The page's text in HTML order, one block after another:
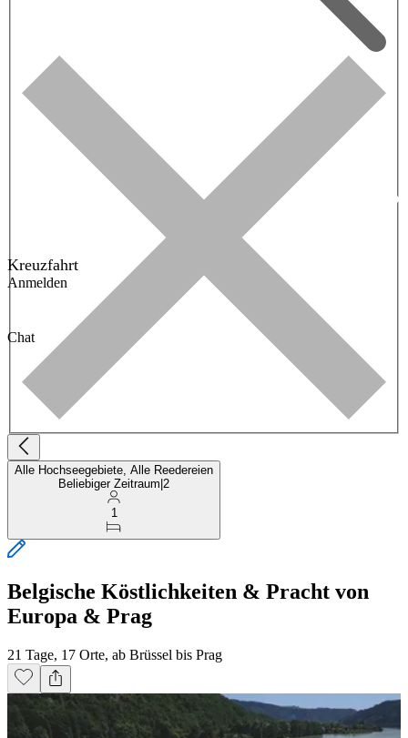
Kreuzfahrt
Anmelden
Chat
Alle Hochseegebiete, Alle Reedereien
Beliebiger Zeitraum 2
1
Belgische Köstlichkeiten & Pracht von
Europa & Prag
21 Tage, 17 Orte, ab Brüssel bis Prag